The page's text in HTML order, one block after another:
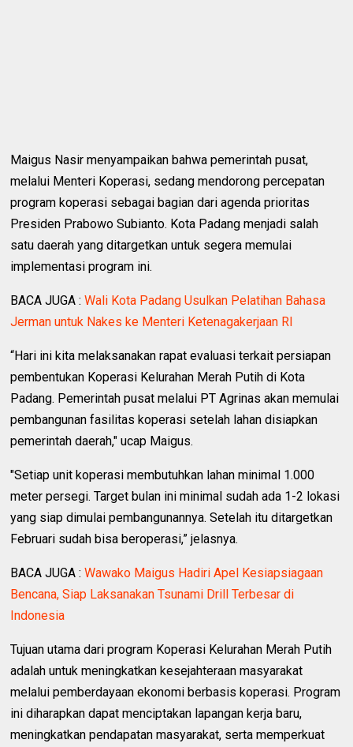
Maigus Nasir menyampaikan bahwa pemerintah pusat,
melalui Menteri Koperasi, sedang mendorong percepatan
program koperasi sebagai bagian dari agenda prioritas
Presiden Prabowo Subianto. Kota Padang menjadi salah
satu daerah yang ditargetkan untuk segera memulai
implementasi program ini.
BACA JUGA :Wali Kota Padang Usulkan Pelatihan Bahasa
Jerman untuk Nakes ke Menteri Ketenagakerjaan RI
“Hari ini kita melaksanakan rapat evaluasi terkait persiapan
pembentukan Koperasi Kelurahan Merah Putih di Kota
Padang. Pemerintah pusat melalui PT Agrinas akan memulai
pembangunan fasilitas koperasi setelah lahan disiapkan
pemerintah daerah," ucap Maigus.
"Setiap unit koperasi membutuhkan lahan minimal 1.000
meter persegi. Target bulan ini minimal sudah ada 1-2 lokasi
yang siap dimulai pembangunannya. Setelah itu ditargetkan
Februari sudah bisa beroperasi,” jelasnya.
BACA JUGA :Wawako Maigus Hadiri Apel Kesiapsiagaan
Bencana, Siap Laksanakan Tsunami Drill Terbesar di
Indonesia
Tujuan utama dari program Koperasi Kelurahan Merah Putih
adalah untuk meningkatkan kesejahteraan masyarakat
melalui pemberdayaan ekonomi berbasis koperasi. Program
ini diharapkan dapat menciptakan lapangan kerja baru,
meningkatkan pendapatan masyarakat, serta memperkuat